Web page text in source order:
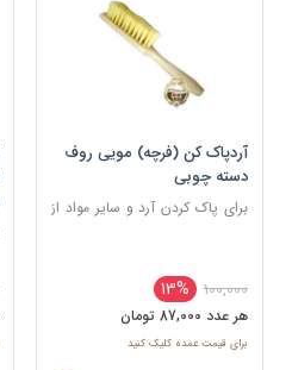
آردپاک کن (فرچه) مویی روف
دسته چوبی
برای پاک کردن آرد و سایر مواد از
100,000
13%
هر عدد 87,000 تومان
برای قیمت عمده کلیک کنید